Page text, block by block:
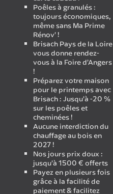
Poêles à granulés :
toujours économiques,
même sans Ma Prime
Rénov’ !
Brisach Pays de la Loire
vous donne rendez-
vous à la Foire d’Angers
!
Préparez votre maison
pour le printemps avec
Brisach : Jusqu’à -20 %
sur les poêles et
cheminées !
Aucune interdiction du
chauffage au bois en
2027 !
Nos jours prix doux :
jusqu’à 1500 € offerts
Payez en plusieurs fois
grâce à la facilité de
paiement & facilitez